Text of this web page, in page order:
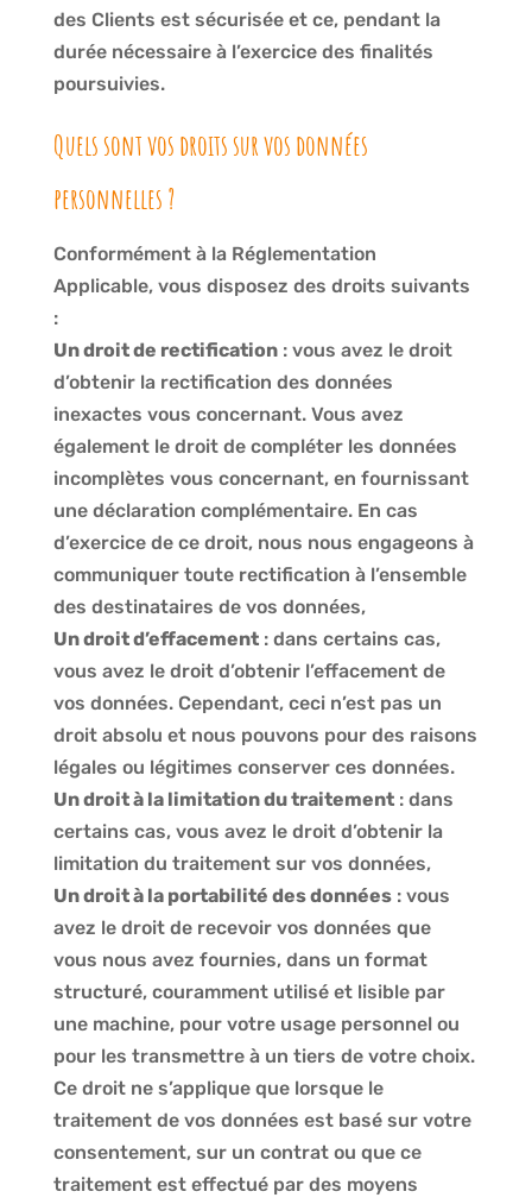
des Clients est sécurisée et ce, pendant la
durée nécessaire à l’exercice des finalités
poursuivies.
Quels sont vos droits sur vos données
personnelles ?
Conformément à la Réglementation
Applicable, vous disposez des droits suivants
:
Un droit de rectification: vous avez le droit
d’obtenir la rectification des données
inexactes vous concernant. Vous avez
également le droit de compléter les données
incomplètes vous concernant, en fournissant
une déclaration complémentaire. En cas
d’exercice de ce droit, nous nous engageons à
communiquer toute rectification à l’ensemble
des destinataires de vos données,
Un droit d’effacement: dans certains cas,
vous avez le droit d’obtenir l’effacement de
vos données. Cependant, ceci n’est pas un
droit absolu et nous pouvons pour des raisons
légales ou légitimes conserver ces données.
Un droit à la limitation du traitement: dans
certains cas, vous avez le droit d’obtenir la
limitation du traitement sur vos données,
Un droit à la portabilité des données: vous
avez le droit de recevoir vos données que
vous nous avez fournies, dans un format
structuré, couramment utilisé et lisible par
une machine, pour votre usage personnel ou
pour les transmettre à un tiers de votre choix.
Ce droit ne s’applique que lorsque le
traitement de vos données est basé sur votre
consentement, sur un contrat ou que ce
traitement est effectué par des moyens